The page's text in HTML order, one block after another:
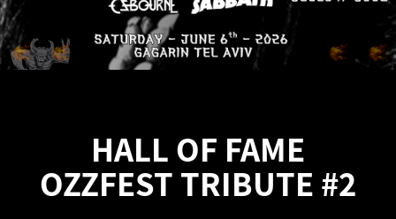
HALL OF FAME
OZZFEST TRIBUTE #2